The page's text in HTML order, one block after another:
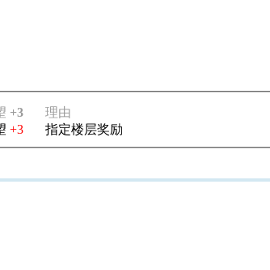
+3
理由
+3 指定楼层奖励